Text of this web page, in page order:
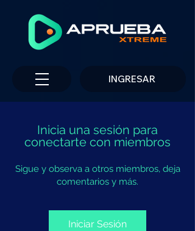
INGRESAR
Inicia una sesión para
conectarte con miembros
Sigue y observa a otros miembros, deja
comentarios y más.
Iniciar Sesión